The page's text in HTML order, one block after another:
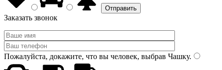
Заказать звонок
Пожалуйста, докажите, что вы человек, выбрав Чашку.